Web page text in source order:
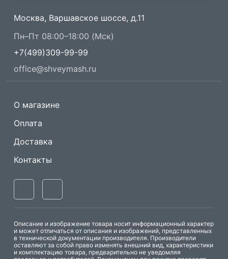
Москва, Варшавское шоссе, д.11
Пн–Пт 08:00–18:00 (Мск)
+7(499)309-99-99
office@shveymash.ru
О магазине
Оплата
Доставка
Контакты
Описание и изображение товара носит информационный характер
и может отличаться от описания и изображений, представленных
в технической документации производителя. Производители
оставляют за собой право изменять внешний вид, характеристики
и комплектацию товара, предварительно не уведомляя